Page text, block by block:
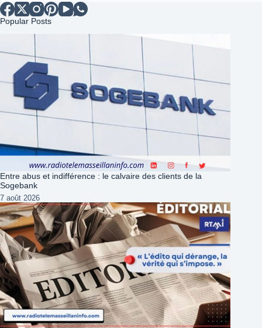
Popular Posts
Entre abus et indifférence : le calvaire des clients de la
Sogebank
7 août 2026